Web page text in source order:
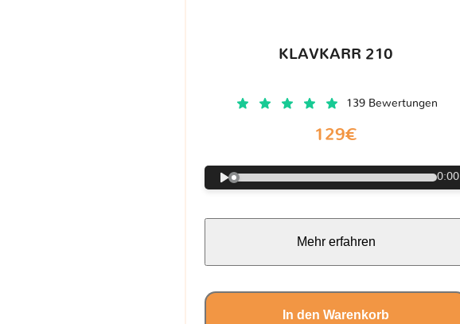
KLAVKARR 210
139 Bewertungen
129€
0:00
Mehr erfahren
In den Warenkorb